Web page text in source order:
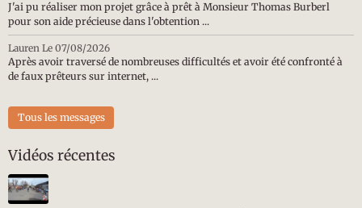
J'ai pu réaliser mon projet grâce à prêt à Monsieur Thomas Burberl
pour son aide précieuse dans l'obtention ...
Lauren Le 07/08/2026
Après avoir traversé de nombreuses difficultés et avoir été confronté à
de faux prêteurs sur internet, ...
Tous les messages
Vidéos récentes